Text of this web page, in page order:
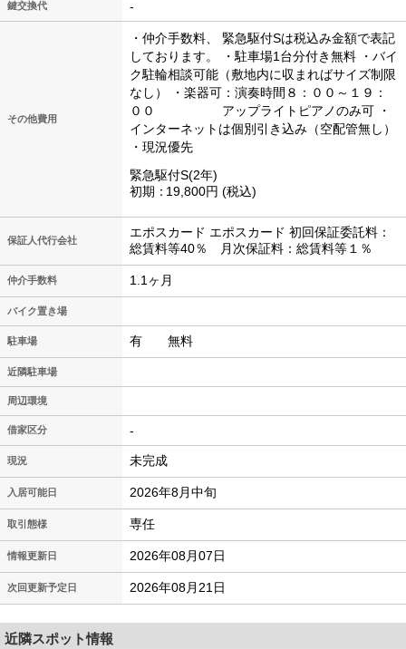
鍵交換代 -
その他費用
・仲介手数料、 緊急駆付Sは税込み金額で表記
しております。
・駐車場1台分付き無料 ・バイ
ク駐輪相談可能（敷地内に収まればサイズ制限
なし）
・楽器可：演奏時間８：００～１９：
００
アップライトピアノのみ可 ・
インターネットは個別引き込み（空配管無し）
・現況優先
緊急駆付S(2年)
初期
19,800円 税込
保証人代行会社
エポスカード エポスカード 初回保証委託料：
総賃料等40％ 月次保証料：総賃料等１％
仲介手数料 1.1ヶ月
バイク置き場
駐車場 有 無料
近隣駐車場
周辺環境
借家区分 -
現況 未完成
入居可能日 2026年8月中旬
取引態様 専任
情報更新日 2026年08月07日
次回更新予定日 2026年08月21日
近隣スポット情報